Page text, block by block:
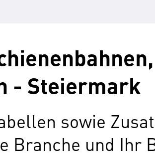
- Steiermark
sowie
Branche und Ihr